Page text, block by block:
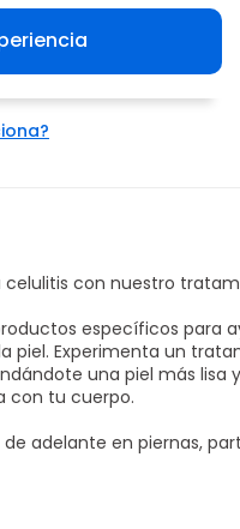
con nuestro
específicos para
piel. Experimenta un
una piel más lisa
con tu cuerpo.
adelante en piernas,